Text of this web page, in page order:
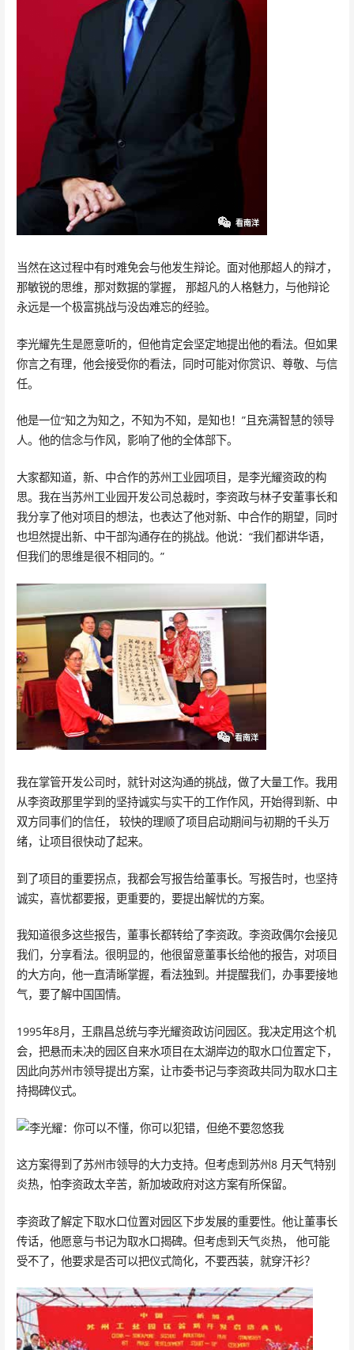
当然在这过程中有时难免会与他发生辩论。面对他那超人的辩才，
那敏锐的思维，那对数据的掌握， 那超凡的人格魅力，与他辩论
永远是一个极富挑战与没齿难忘的经验。
李光耀先生是愿意听的，但他肯定会坚定地提出他的看法。但如果
你言之有理，他会接受你的看法，同时可能对你赏识、尊敬、与信
任。
他是一位“知之为知之，不知为不知，是知也！”且充满智慧的领导
人。他的信念与作风，影响了他的全体部下。
大家都知道，新、中合作的苏州工业园项目，是李光耀资政的构
思。我在当苏州工业园开发公司总裁时，李资政与林子安董事长和
我分享了他对项目的想法，也表达了他对新、中合作的期望，同时
也坦然提出新、中干部沟通存在的挑战。他说：“我们都讲华语，
但我们的思维是很不相同的。”
我在掌管开发公司时，就针对这沟通的挑战，做了大量工作。我用
从李资政那里学到的坚持诚实与实干的工作作风，开始得到新、中
双方同事们的信任， 较快的理顺了项目启动期间与初期的千头万
绪，让项目很快动了起来。
到了项目的重要拐点，我都会写报告给董事长。写报告时，也坚持
诚实，喜忧都要报，更重要的，要提出解忧的方案。
我知道很多这些报告，董事长都转给了李资政。李资政偶尔会接见
我们，分享看法。很明显的，他很留意董事长给他的报告，对项目
的大方向，他一直清晰掌握，看法独到。并提醒我们，办事要接地
气，要了解中国国情。
1995年8月，王鼎昌总统与李光耀资政访问园区。我决定用这个机
会，把悬而未决的园区自来水项目在太湖岸边的取水口位置定下，
因此向苏州市领导提出方案，让市委书记与李资政共同为取水口主
持揭碑仪式。
这方案得到了苏州市领导的大力支持。但考虑到苏州8 月天气特别
炎热，怕李资政太辛苦，新加坡政府对这方案有所保留。
李资政了解定下取水口位置对园区下步发展的重要性。他让董事长
传话，他愿意与书记为取水口揭碑。但考虑到天气炎热， 他可能
受不了，他要求是否可以把仪式简化，不要西装，就穿汗衫？